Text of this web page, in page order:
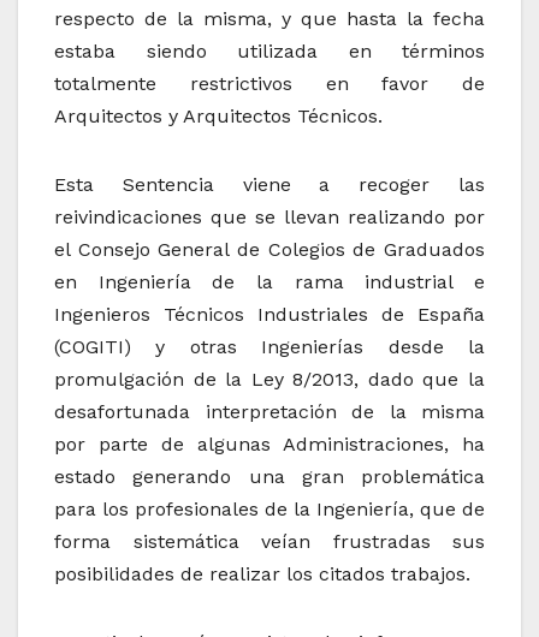
respecto de la misma, y que hasta la fecha
estaba siendo utilizada en términos
totalmente restrictivos en favor de
Arquitectos y Arquitectos Técnicos.
Esta Sentencia viene a recoger las
reivindicaciones que se llevan realizando por
el Consejo General de Colegios de Graduados
en Ingeniería de la rama industrial e
Ingenieros Técnicos Industriales de España
(COGITI) y otras Ingenierías desde la
promulgación de la Ley 8/2013, dado que la
desafortunada interpretación de la misma
por parte de algunas Administraciones, ha
estado generando una gran problemática
para los profesionales de la Ingeniería, que de
forma sistemática veían frustradas sus
posibilidades de realizar los citados trabajos.